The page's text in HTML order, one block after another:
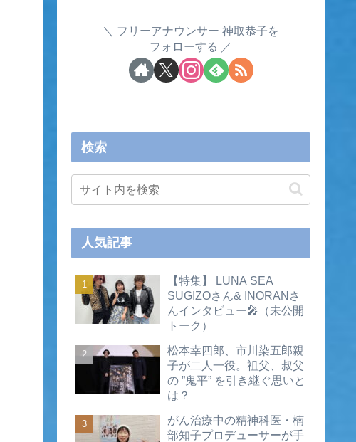
フリーアナウンサー 神取恭子を
フォローする
検索
人気記事
【特集】 LUNA SEA
SUGIZOさん& INORANさ
んインタビュー🎤（未公開
トーク）
松本幸四郎、市川染五郎親
子が二人一役。祖父、叔父
の ”鬼平” を引き継ぐ思いと
は？
がん治療中の精神科医・楠
部知子プロデューサーが手